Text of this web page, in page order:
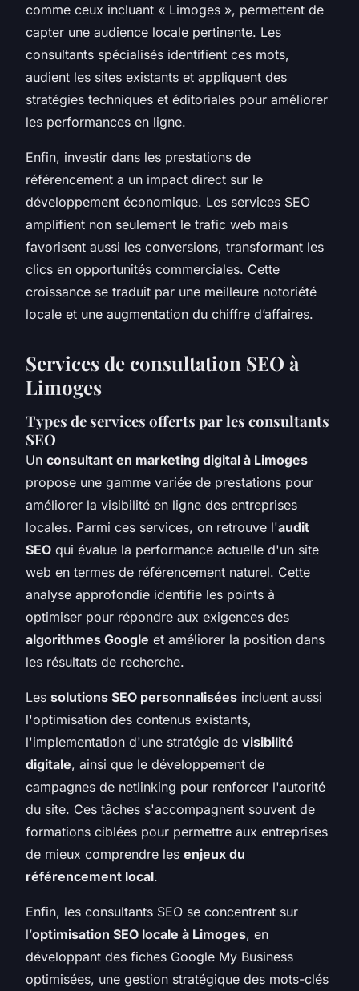
comme ceux incluant « Limoges », permettent de
capter une audience locale pertinente. Les
consultants spécialisés identifient ces mots,
audient les sites existants et appliquent des
stratégies techniques et éditoriales pour améliorer
les performances en ligne.
Enfin, investir dans les prestations de
référencement a un impact direct sur le
développement économique. Les services SEO
amplifient non seulement le trafic web mais
favorisent aussi les conversions, transformant les
clics en opportunités commerciales. Cette
croissance se traduit par une meilleure notoriété
locale et une augmentation du chiffre d’affaires.
Services de consultation SEO à
Limoges
Types de services offerts par les consultants
SEO
Un consultant en marketing digital à Limoges
propose une gamme variée de prestations pour
améliorer la visibilité en ligne des entreprises
locales. Parmi ces services, on retrouve l'audit
SEO qui évalue la performance actuelle d'un site
web en termes de référencement naturel. Cette
analyse approfondie identifie les points à
optimiser pour répondre aux exigences des
algorithmes Google et améliorer la position dans
les résultats de recherche.
Les solutions SEO personnalisées incluent aussi
l'optimisation des contenus existants,
l'implementation d'une stratégie de visibilité
digitale, ainsi que le développement de
campagnes de netlinking pour renforcer l'autorité
du site. Ces tâches s'accompagnent souvent de
formations ciblées pour permettre aux entreprises
de mieux comprendre les enjeux du
référencement local.
Enfin, les consultants SEO se concentrent sur
l’optimisation SEO locale à Limoges, en
développant des fiches Google My Business
optimisées, une gestion stratégique des mots-clés